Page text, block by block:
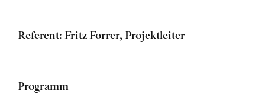
Referent: Fritz Forrer, Projektleiter
Programm